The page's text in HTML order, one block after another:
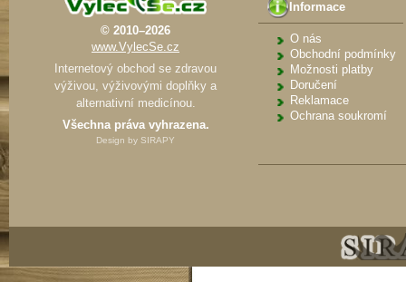
© 2010–2026
www.VylecSe.cz
Internetový obchod se zdravou
výživou, výživovými doplňky a
alternativní medicínou.
Všechna práva vyhrazena.
Design by SIRAPY
Informace
O nás
Obchodní podmínky
Možnosti platby
Doručení
Reklamace
Ochrana soukromí